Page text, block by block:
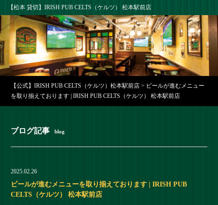
【松本 貸切】IRISH PUB CELTS（ケルツ） 松本駅前店
【公式】IRISH PUB CELTS（ケルツ）松本駅前店 > ビールが進むメニュー
を取り揃えております | IRISH PUB CELTS（ケルツ） 松本駅前店
ブログ記事 blog
2025.02.26
ビールが進むメニューを取り揃えております | IRISH PUB
CELTS（ケルツ） 松本駅前店